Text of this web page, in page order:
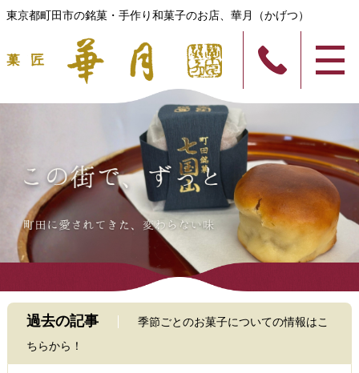
東京都町田市の銘菓・手作り和菓子のお店、華月（かげつ）
過去の記事
季節ごとのお菓子についての情報はこ
ちらから！